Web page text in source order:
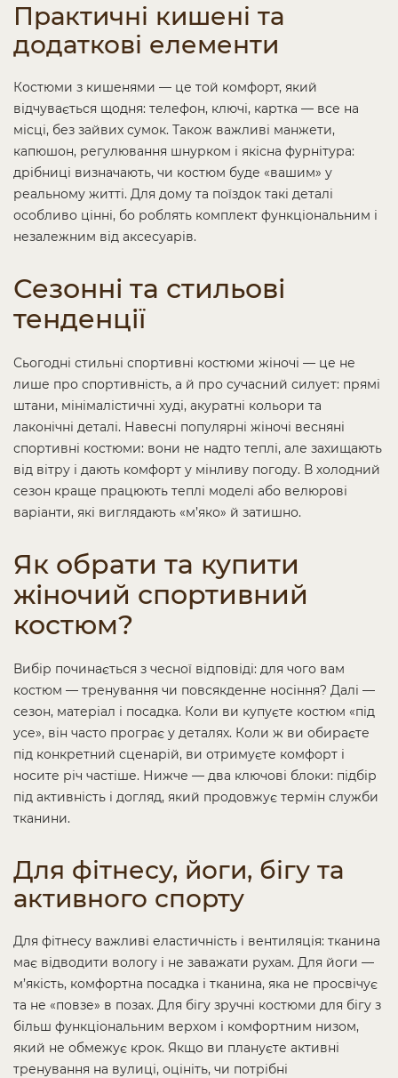
Практичні кишені та
додаткові елементи
Костюми з кишенями — це той комфорт, який
відчувається щодня: телефон, ключі, картка — все на
місці, без зайвих сумок. Також важливі манжети,
капюшон, регулювання шнурком і якісна фурнітура:
дрібниці визначають, чи костюм буде «вашим» у
реальному житті. Для дому та поїздок такі деталі
особливо цінні, бо роблять комплект функціональним і
незалежним від аксесуарів.
Сезонні та стильові
тенденції
Сьогодні стильні спортивні костюми жіночі — це не
лише про спортивність, а й про сучасний силует: прямі
штани, мінімалістичні худі, акуратні кольори та
лаконічні деталі. Навесні популярні жіночі весняні
спортивні костюми: вони не надто теплі, але захищають
від вітру і дають комфорт у мінливу погоду. В холодний
сезон краще працюють теплі моделі або велюрові
варіанти, які виглядають «м’яко» й затишно.
Як обрати та купити
жіночий спортивний
костюм?
Вибір починається з чесної відповіді: для чого вам
костюм — тренування чи повсякденне носіння? Далі —
сезон, матеріал і посадка. Коли ви купуєте костюм «під
усе», він часто програє у деталях. Коли ж ви обираєте
під конкретний сценарій, ви отримуєте комфорт і
носите річ частіше. Нижче — два ключові блоки: підбір
під активність і догляд, який продовжує термін служби
тканини.
Для фітнесу, йоги, бігу та
активного спорту
Для фітнесу важливі еластичність і вентиляція: тканина
має відводити вологу і не заважати рухам. Для йоги —
м’якість, комфортна посадка і тканина, яка не просвічує
та не «повзе» в позах. Для бігу зручні костюми для бігу з
більш функціональним верхом і комфортним низом,
який не обмежує крок. Якщо ви плануєте активні
тренування на вулиці, оцініть, чи потрібні